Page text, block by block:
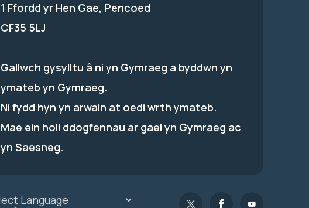
1 Ffordd yr Hen Gae, Pencoed
CF35 5LJ
Gallwch gysylltu â ni yn Gymraeg a byddwn yn
ymateb yn Gymraeg.
Ni fydd hyn yn arwain at oedi wrth ymateb.
Mae ein holl ddogfennau ar gael yn Gymraeg ac
yn Saesneg.